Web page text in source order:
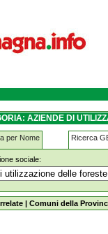
foreste-e-
AZIENDE DI
per Nome Ricerca
sociale:
utilizzazione-delle-
| Comuni della